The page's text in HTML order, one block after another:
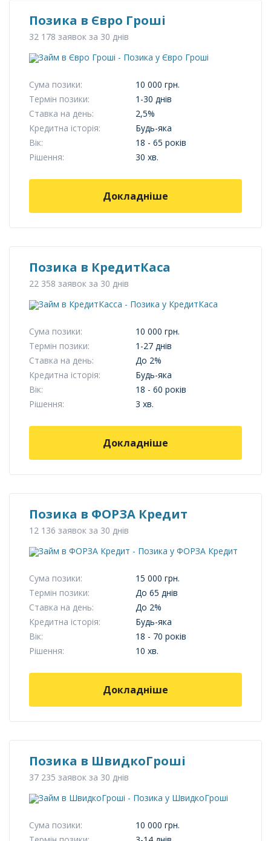
Позика в Євро Гроші
32 178 заявок за 30 днів
Сума позики:
10 000 грн.
Термін позики:
1-30 днів
Ставка на день:
2,5%
Кредитна історія:
Будь-яка
Вік:
18 - 65 років
Рішення:
30 хв.
Докладніше
Позика в КредитКаса
22 358 заявок за 30 днів
Сума позики:
10 000 грн.
Термін позики:
1-27 днів
Ставка на день:
До 2%
Кредитна історія:
Будь-яка
Вік:
18 - 60 років
Рішення:
3 хв.
Докладніше
Позика в ФОРЗА Кредит
12 136 заявок за 30 днів
Сума позики:
15 000 грн.
Термін позики:
До 65 днів
Ставка на день:
До 2%
Кредитна історія:
Будь-яка
Вік:
18 - 70 років
Рішення:
10 хв.
Докладніше
Позика в ШвидкоГроші
37 235 заявок за 30 днів
Сума позики:
10 000 грн.